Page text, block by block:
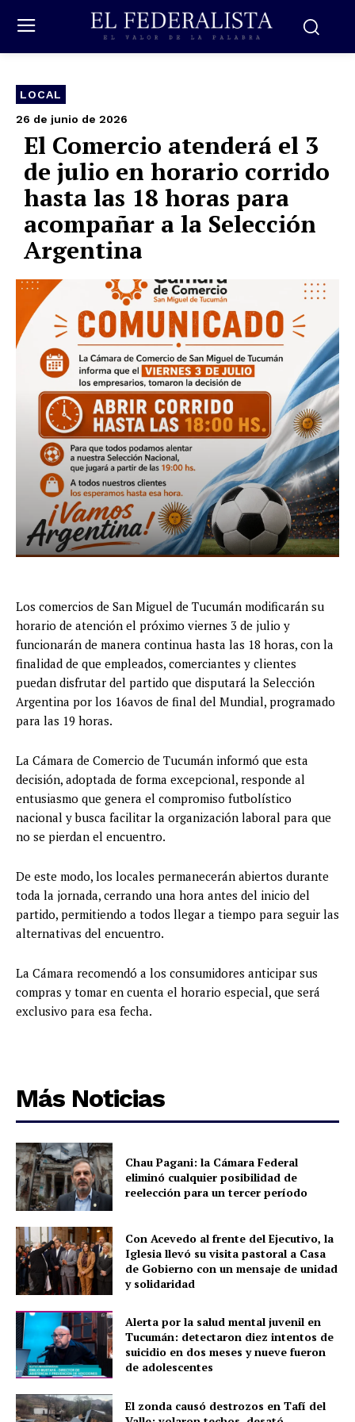
LOCAL
26 de junio de 2026
El Comercio atenderá el 3
de julio en horario corrido
hasta las 18 horas para
acompañar a la Selección
Argentina
Los comercios de San Miguel de Tucumán modificarán su
horario de atención el próximo viernes 3 de julio y
funcionarán de manera continua hasta las 18 horas, con la
finalidad de que empleados, comerciantes y clientes
puedan disfrutar del partido que disputará la Selección
Argentina por los 16avos de final del Mundial, programado
para las 19 horas.
La Cámara de Comercio de Tucumán informó que esta
decisión, adoptada de forma excepcional, responde al
entusiasmo que genera el compromiso futbolístico
nacional y busca facilitar la organización laboral para que
no se pierdan el encuentro.
De este modo, los locales permanecerán abiertos durante
toda la jornada, cerrando una hora antes del inicio del
partido, permitiendo a todos llegar a tiempo para seguir las
alternativas del encuentro.
La Cámara recomendó a los consumidores anticipar sus
compras y tomar en cuenta el horario especial, que será
exclusivo para esa fecha.
Más Noticias
Chau Pagani: la Cámara Federal
eliminó cualquier posibilidad de
reelección para un tercer período
Con Acevedo al frente del Ejecutivo, la
Iglesia llevó su visita pastoral a Casa
de Gobierno con un mensaje de unidad
y solidaridad
Alerta por la salud mental juvenil en
Tucumán: detectaron diez intentos de
suicidio en dos meses y nueve fueron
de adolescentes
El zonda causó destrozos en Tafí del